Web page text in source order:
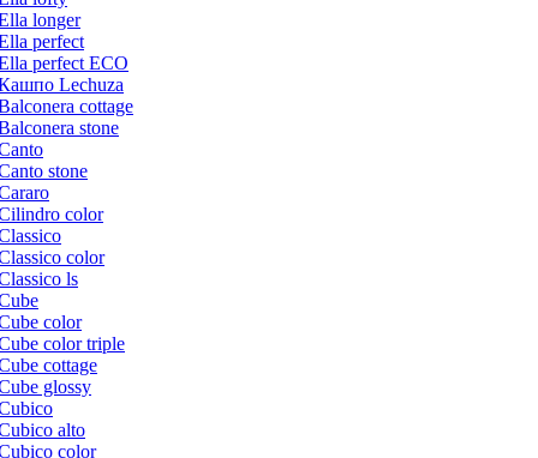
longer
perfect
perfect ECO
Lechuza
cottage
stone
stone
color
color
ls
color
color triple
cottage
glossy
alto
color